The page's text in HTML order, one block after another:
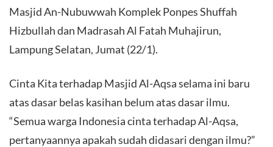
Masjid An-Nubuwwah Komplek Ponpes Shuffah
Hizbullah dan Madrasah Al Fatah Muhajirun,
Lampung Selatan, Jumat (22/1).
Cinta Kita terhadap Masjid Al-Aqsa selama ini baru
atas dasar belas kasihan belum atas dasar ilmu.
“Semua warga Indonesia cinta terhadap Al-Aqsa,
pertanyaannya apakah sudah didasari dengan ilmu?”